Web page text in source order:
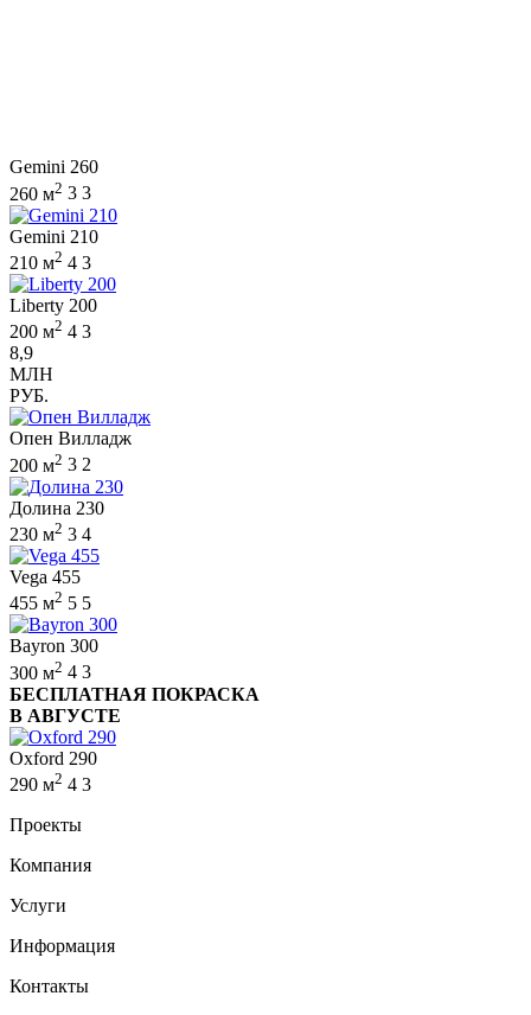
Gemini 260
260 м2 3 3
Gemini 210
210 м2 4 3
Liberty 200
200 м2 4 3
8,9
МЛН
РУБ.
Опен Вилладж
200 м2 3 2
Долина 230
230 м2 3 4
Vega 455
455 м2 5 5
Bayron 300
300 м2 4 3
БЕСПЛАТНАЯ ПОКРАСКА
В АВГУСТЕ
Oxford 290
290 м2 4 3
Проекты
Компания
Услуги
Информация
Контакты